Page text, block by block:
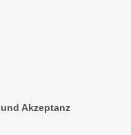
Akzeptanz